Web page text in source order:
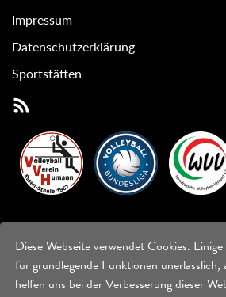
Diese Webseite verwendet Cookies.
für grundlegende Funktionen unerlässlich,
helfen uns bei der Verbesserung dieser
Impressum
Datenschutzerklärung
Sportstätten